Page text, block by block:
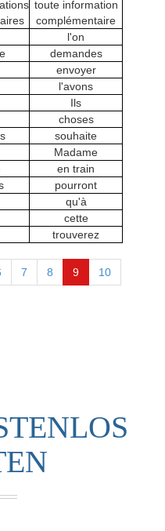
toute information
complémentaire
l'on
demandes
envoyer
l'avons
Ils
choses
souhaite
Madame
en train
pourront
qu'à
cette
trouverez
7 8 9 10